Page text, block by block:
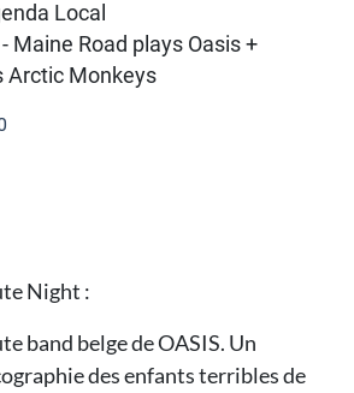
Local
Maine Road plays Oasis +
Arctic Monkeys
Night :
band belge de OASIS. Un
des enfants terribles de